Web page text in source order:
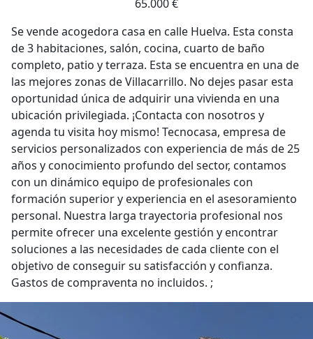
65.000 €
Se vende acogedora casa en calle Huelva. Esta consta
de 3 habitaciones, salón, cocina, cuarto de baño
completo, patio y terraza. Esta se encuentra en una de
las mejores zonas de Villacarrillo. No dejes pasar esta
oportunidad única de adquirir una vivienda en una
ubicación privilegiada. ¡Contacta con nosotros y
agenda tu visita hoy mismo! Tecnocasa, empresa de
servicios personalizados con experiencia de más de 25
años y conocimiento profundo del sector, contamos
con un dinámico equipo de profesionales con
formación superior y experiencia en el asesoramiento
personal. Nuestra larga trayectoria profesional nos
permite ofrecer una excelente gestión y encontrar
soluciones a las necesidades de cada cliente con el
objetivo de conseguir su satisfacción y confianza.
Gastos de compraventa no incluidos. ;